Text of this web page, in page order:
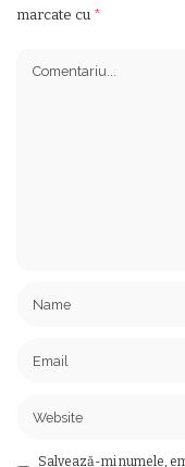
marcate cu *
Salvează-mi numele,